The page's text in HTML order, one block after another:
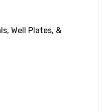
Well Plates, &